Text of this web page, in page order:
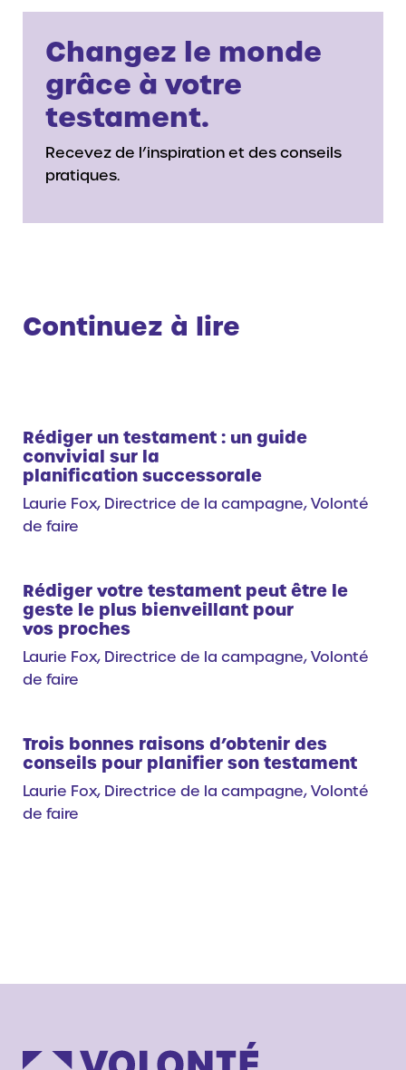
Changez le monde
grâce à votre
testament.
Recevez de l’inspiration et des conseils
pratiques.
Continuez à lire
Rédiger un testament : un guide
convivial sur la
planification successorale
Laurie Fox, Directrice de la campagne, Volonté
de faire
Rédiger votre testament peut être le
geste le plus bienveillant pour
vos proches
Laurie Fox, Directrice de la campagne, Volonté
de faire
Trois bonnes raisons d’obtenir des
conseils pour planifier son testament
Laurie Fox, Directrice de la campagne, Volonté
de faire